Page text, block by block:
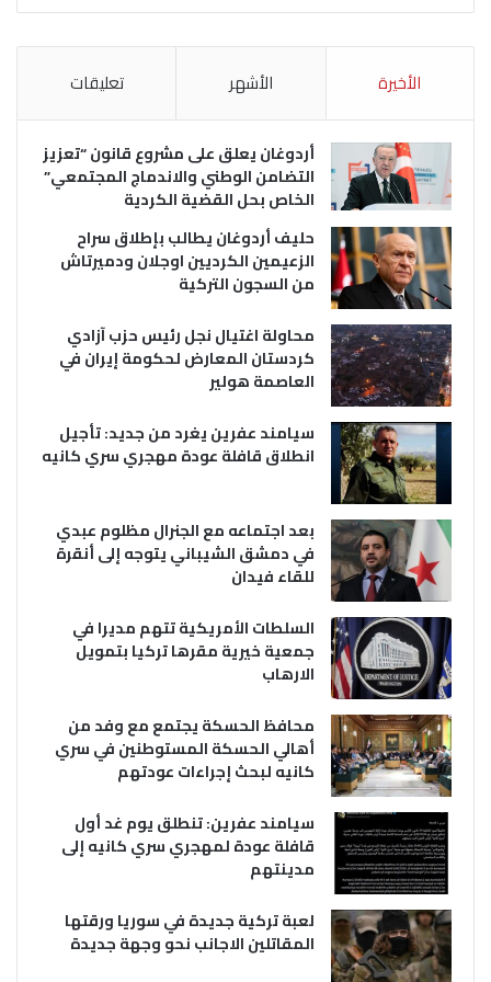
الأخيرة الأشهر تعليقات
أردوغان يعلق على مشروع قانون “تعزيز
التضامن الوطني والاندماج المجتمعي”
الخاص بحل القضية الكردية
حليف أردوغان يطالب بإطلاق سراح
الزعيمين الكرديين اوجلان ودميرتاش
من السجون التركية
محاولة اغتيال نجل رئيس حزب آزادي
كردستان المعارض لحكومة إيران في
العاصمة هولير
سيامند عفرين يغرد من جديد: تأجيل
انطلاق قافلة عودة مهجري سري كانيه
بعد اجتماعه مع الجنرال مظلوم عبدي
في دمشق الشيباني يتوجه إلى أنقرة
للقاء فيدان
السلطات الأمريكية تتهم مديرا في
جمعية خيرية مقرها تركيا بتمويل
الارهاب
محافظ الحسكة يجتمع مع وفد من
أهالي الحسكة المستوطنين في سري
كانيه لبحث إجراءات عودتهم
سيامند عفرين: تنطلق يوم غد أول
قافلة عودة لمهجري سري كانيه إلى
مدينتهم
لعبة تركية جديدة في سوريا ورقتها
المقاتلين الاجانب نحو وجهة جديدة